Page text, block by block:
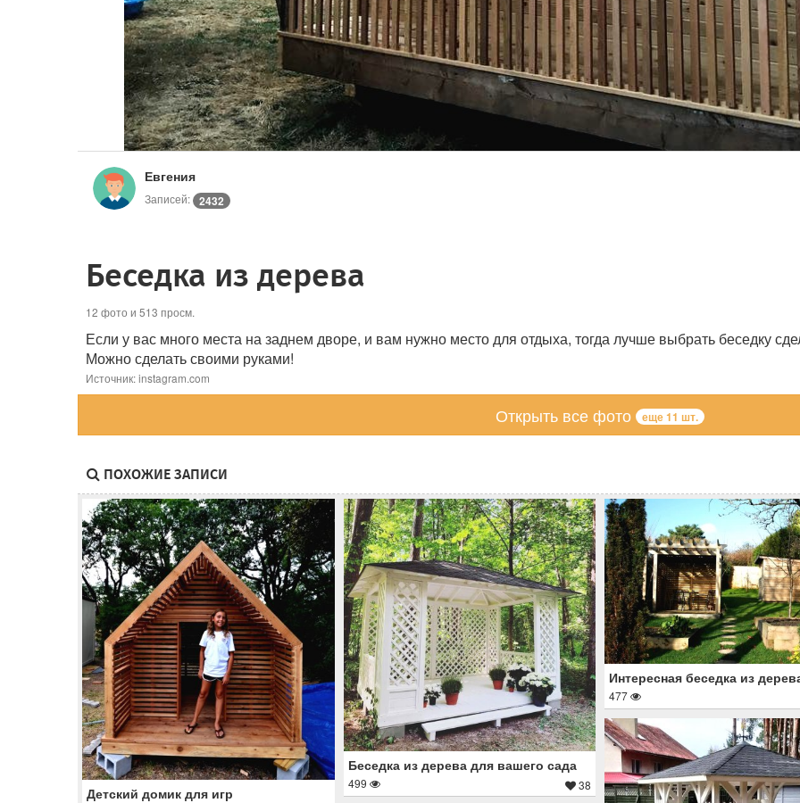
Евгения
Записей: 2432
Беседка из дерева
12 фото и 513 просм.
Если у вас много места на заднем дворе, и вам нужно место для отдыха, тогда лучше выбрать беседку
Можно сделать своими руками!
Источник: instagram.com
Открыть все фото еще 11 шт.
ПОХОЖИЕ ЗАПИСИ
Детский домик для игр
Беседка из дерева для вашего сада
499 38
Интересная беседка из
477